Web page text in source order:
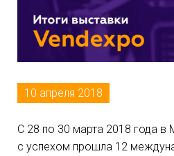
10 апреля 2018
С 28 по 30 марта 2018 года
с успехом прошла 12